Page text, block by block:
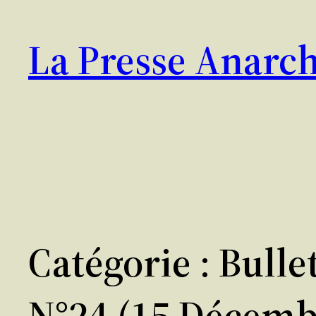
contenu
La Presse
Catégorie :